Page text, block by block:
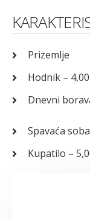
Prizemlje
Hodnik –
Dnevni
Spavaća
Kupatilo –